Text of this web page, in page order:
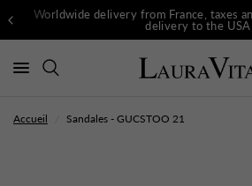
Worldwide delivery from France, taxes
delivery to the USA
Accueil Sandales - GUCSTOO 21